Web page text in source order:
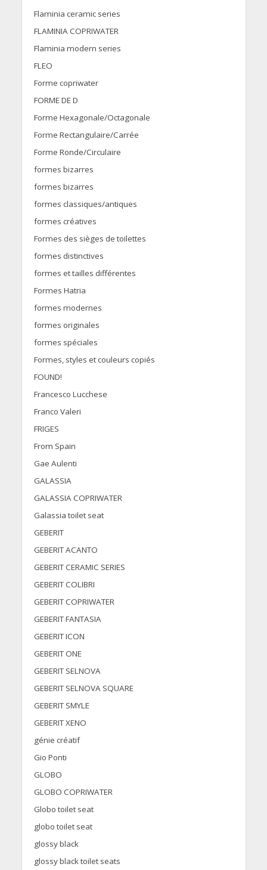
Flaminia ceramic series
FLAMINIA COPRIWATER
Flaminia modern series
FLEO
Forme copriwater
FORME DE D
Forme Hexagonale/Octagonale
Forme Rectangulaire/Carrée
Forme Ronde/Circulaire
formes bizarres
formes bizarres
formes classiques/antiques
formes créatives
Formes des sièges de toilettes
formes distinctives
formes et tailles différentes
Formes Hatria
formes modernes
formes originales
formes spéciales
Formes, styles et couleurs copiés
FOUND!
Francesco Lucchese
Franco Valeri
FRIGES
From Spain
Gae Aulenti
GALASSIA
GALASSIA COPRIWATER
Galassia toilet seat
GEBERIT
GEBERIT ACANTO
GEBERIT CERAMIC SERIES
GEBERIT COLIBRI
GEBERIT COPRIWATER
GEBERIT FANTASIA
GEBERIT ICON
GEBERIT ONE
GEBERIT SELNOVA
GEBERIT SELNOVA SQUARE
GEBERIT SMYLE
GEBERIT XENO
génie créatif
Gio Ponti
GLOBO
GLOBO COPRIWATER
Globo toilet seat
globo toilet seat
glossy black
glossy black toilet seats